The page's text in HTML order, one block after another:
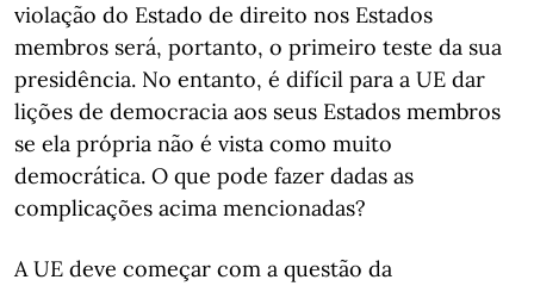
violação do Estado de direito nos Estados
membros será, portanto, o primeiro teste da sua
presidência. No entanto, é difícil para a UE dar
lições de democracia aos seus Estados membros
se ela própria não é vista como muito
democrática. O que pode fazer dadas as
complicações acima mencionadas?
A UE deve começar com a questão da